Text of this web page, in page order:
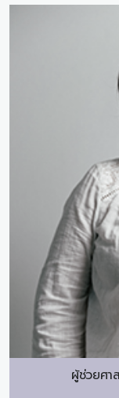
ผู้ช่วยศา